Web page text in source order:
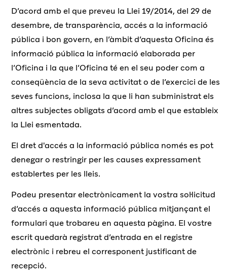
D’acord amb el que preveu la Llei 19/2014, del 29 de
desembre, de transparència, accés a la informació
pública i bon govern, en l’àmbit d’aquesta Oficina és
informació pública la informació elaborada per
l’Oficina i la que l’Oficina té en el seu poder com a
conseqüència de la seva activitat o de l’exercici de les
seves funcions, inclosa la que li han subministrat els
altres subjectes obligats d’acord amb el que estableix
la Llei esmentada.
El dret d'accés a la informació pública només es pot
denegar o restringir per les causes expressament
establertes per les lleis.
Podeu presentar electrònicament la vostra sol·licitud
d’accés a aquesta informació pública mitjançant el
formulari que trobareu en aquesta pàgina. El vostre
escrit quedarà registrat d’entrada en el registre
electrònic i rebreu el corresponent justificant de
recepció.